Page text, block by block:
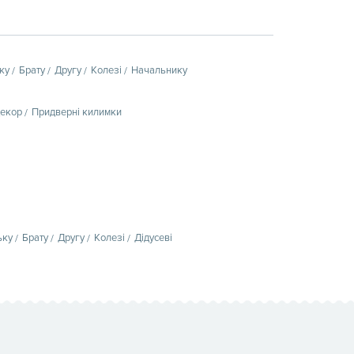
Брату Другу Колезі Начальнику
Придверні килимки
Брату Другу Колезі Дідусеві